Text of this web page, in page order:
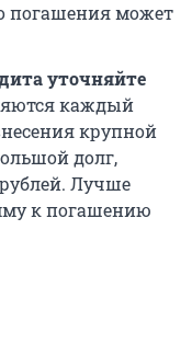
погашения может
уточняйте
каждый
крупной
долг,
Лучше
к погашению